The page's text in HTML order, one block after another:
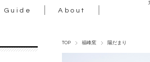
Guide About
TOP 福峰窯 陽だまり